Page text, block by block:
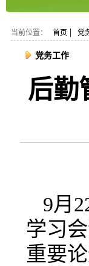
当前位置： 首页 | 党
党务工作
后勤
9月
学习
重要